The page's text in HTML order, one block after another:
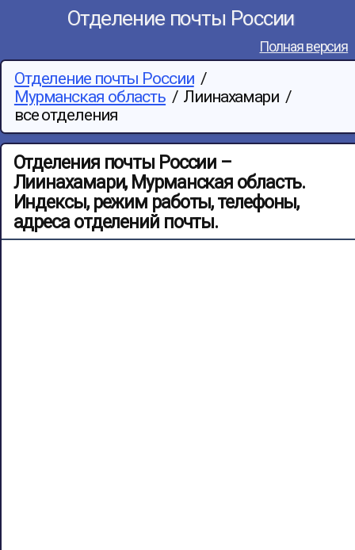
Отделение почты России
Полная версия
Отделение почты России /
Мурманская область / Лиинахамари /
все отделения
Отделения почты России –
Лиинахамари, Мурманская область.
Индексы, режим работы, телефоны,
адреса отделений почты.